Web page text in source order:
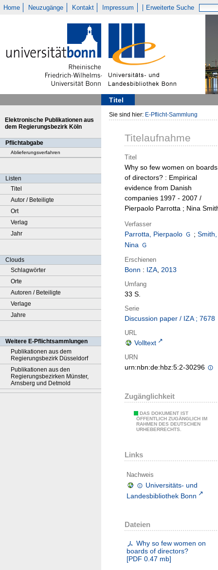
Home Neuzugänge Kontakt Impressum Erweiterte Suche
Titel
Elektronische Publikationen aus
dem Regierungsbezirk Köln
Pflichtabgabe
Ablieferungsverfahren
Listen
Titel
Autor / Beteiligte
Ort
Verlag
Jahr
Clouds
Schlagwörter
Orte
Autoren / Beteiligte
Verlage
Jahre
Weitere E-Pflichtsammlungen
Publikationen aus dem
Regierungsbezirk Düsseldorf
Publikationen aus den
Regierungsbezirken Münster,
Arnsberg und Detmold
Sie sind hier: E-Pflicht-Sammlung
Titelaufnahme
Titel
Why so few women on boards
of directors? : Empirical
evidence from Danish
companies 1997 - 2007 /
Pierpaolo Parrotta ; Nina
Verfasser
Parrotta, Pierpaolo ; Smith,
Nina
Erschienen
Bonn : IZA, 2013
Umfang
33 S.
Serie
Discussion paper / IZA ; 7678
URL
Volltext
URN
urn:nbn:de:hbz:5:2-30296
Zugänglichkeit
DAS DOKUMENT IST
ÖFFENTLICH ZUGÄNGLICH IM
RAHMEN DES DEUTSCHEN
URHEBERRECHTS.
Links
Nachweis
Universitäts- und
Landesbibliothek Bonn
Dateien
Why so few women on
boards of directors?
[PDF 0.47 mb]